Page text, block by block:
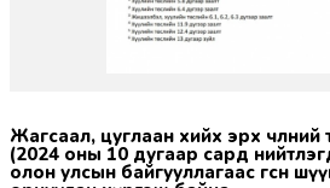
жагсаал, цуглаан хийх эрх чөлөөний тухай хуулийн төсөл
(2024 оны 10 дугаар сард
олон улсын байгууллагаас өгсөн